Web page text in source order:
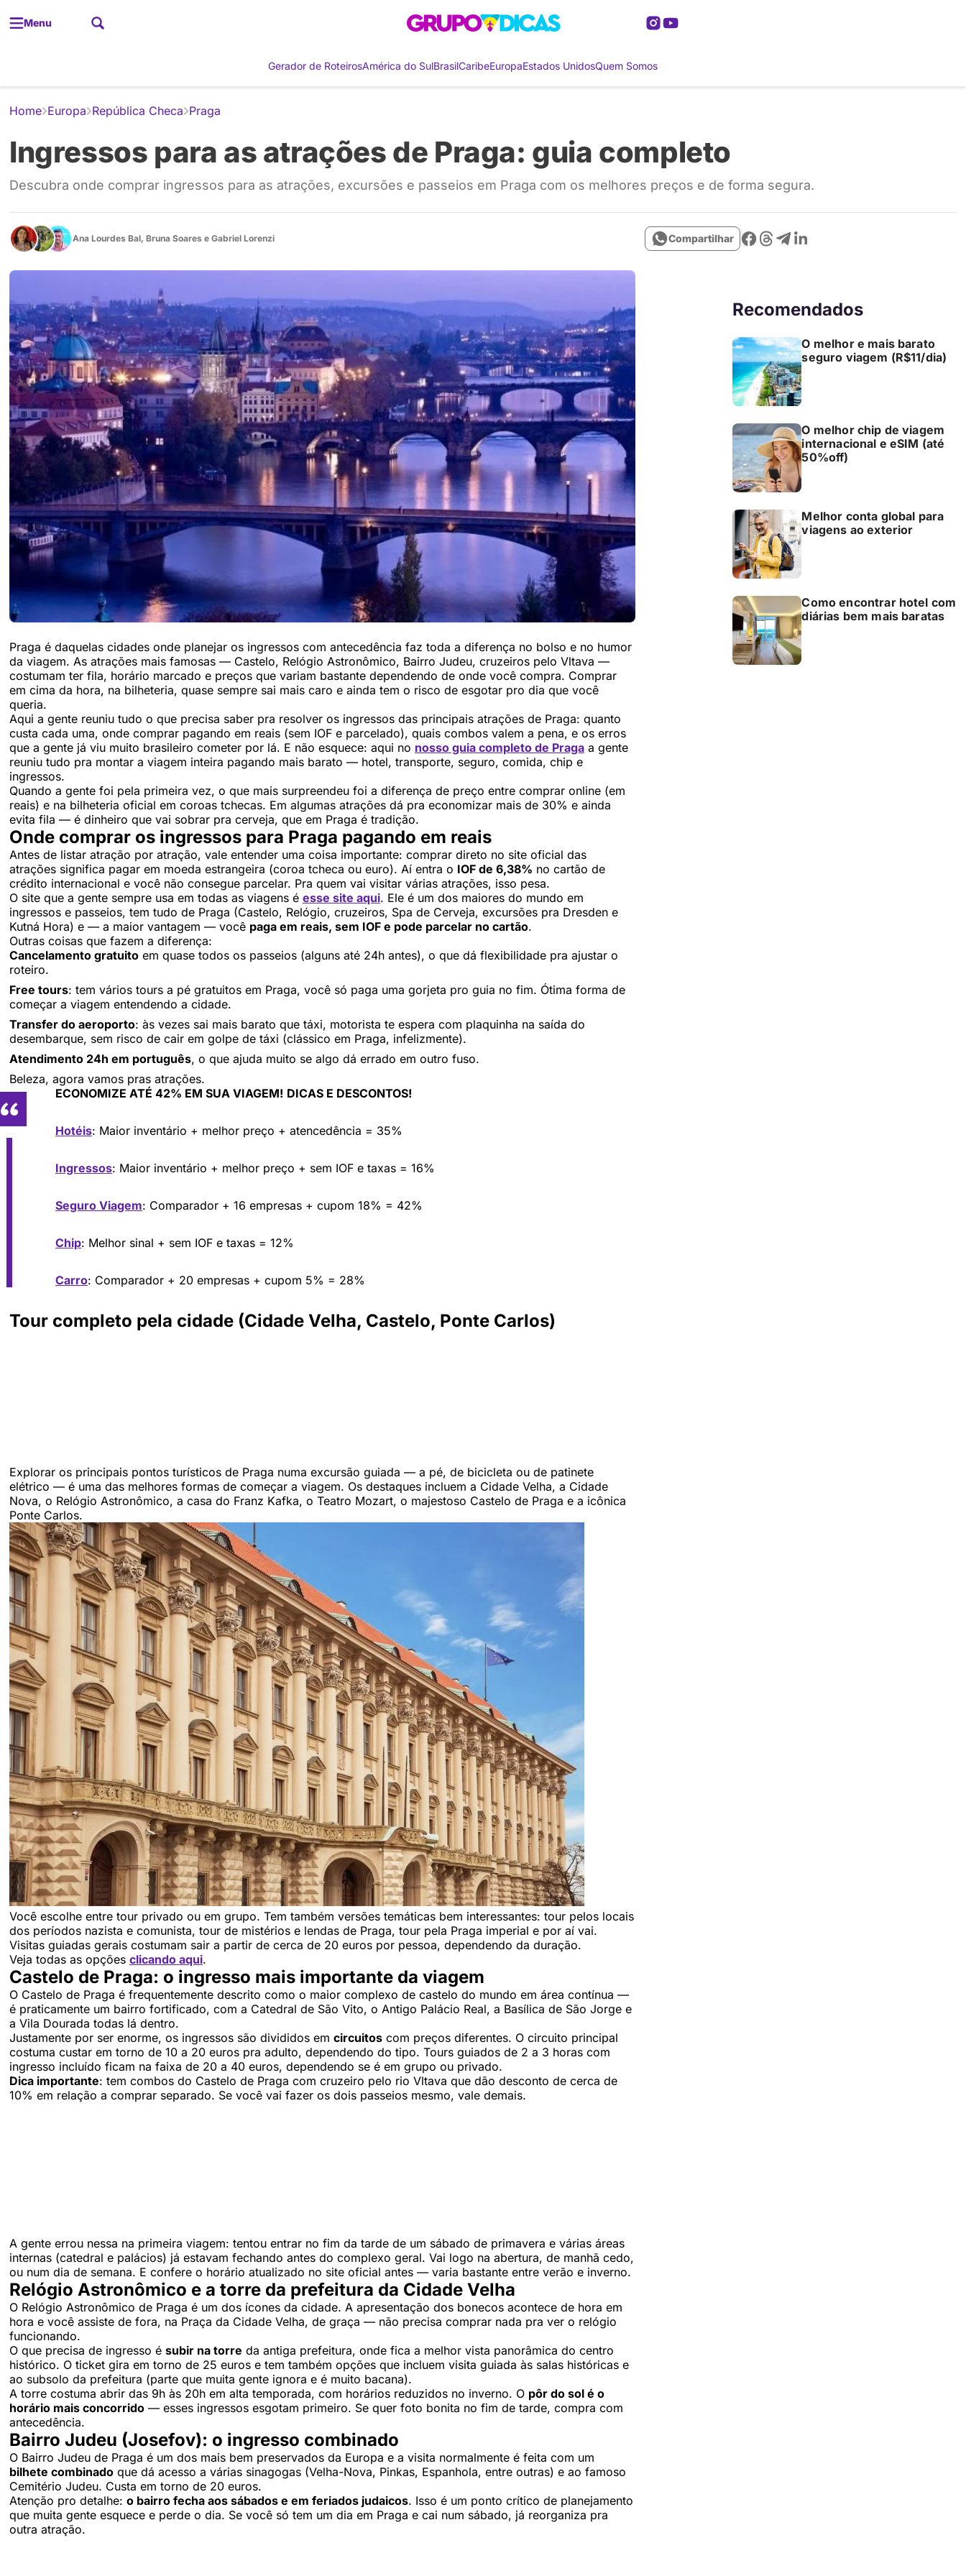
Menu
Gerador de RoteirosAmérica do SulBrasilCaribeEuropaEstados UnidosQuem Somos
Home Europa República Checa Praga
Ingressos para as atrações de Praga: guia completo
Descubra onde comprar ingressos para as atrações, excursões e passeios em Praga com os melhores preços e de forma segura.
Ana Lourdes Bal, Bruna Soares e Gabriel Lorenzi Compartilhar
Praga é daquelas cidades onde planejar os ingressos com antecedência faz toda a diferença no bolso e no humor
da viagem. As atrações mais famosas — Castelo, Relógio Astronômico, Bairro Judeu, cruzeiros pelo Vltava —
costumam ter fila, horário marcado e preços que variam bastante dependendo de onde você compra. Comprar
em cima da hora, na bilheteria, quase sempre sai mais caro e ainda tem o risco de esgotar pro dia que você
queria.
Aqui a gente reuniu tudo o que precisa saber pra resolver os ingressos das principais atrações de Praga: quanto
custa cada uma, onde comprar pagando em reais (sem IOF e parcelado), quais combos valem a pena, e os erros
que a gente já viu muito brasileiro cometer por lá. E não esquece: aqui no nosso guia completo de Praga a gente
reuniu tudo pra montar a viagem inteira pagando mais barato — hotel, transporte, seguro, comida, chip e
ingressos.
Quando a gente foi pela primeira vez, o que mais surpreendeu foi a diferença de preço entre comprar online (em
reais) e na bilheteria oficial em coroas tchecas. Em algumas atrações dá pra economizar mais de 30% e ainda
evita fila — é dinheiro que vai sobrar pra cerveja, que em Praga é tradição.
Onde comprar os ingressos para Praga pagando em reais
Antes de listar atração por atração, vale entender uma coisa importante: comprar direto no site oficial das
atrações significa pagar em moeda estrangeira (coroa tcheca ou euro). Aí entra o IOF de 6,38% no cartão de
crédito internacional e você não consegue parcelar. Pra quem vai visitar várias atrações, isso pesa.
O site que a gente sempre usa em todas as viagens é esse site aqui. Ele é um dos maiores do mundo em
ingressos e passeios, tem tudo de Praga (Castelo, Relógio, cruzeiros, Spa de Cerveja, excursões pra Dresden e
Kutná Hora) e — a maior vantagem — você paga em reais, sem IOF e pode parcelar no cartão.
Outras coisas que fazem a diferença:
Cancelamento gratuito em quase todos os passeios (alguns até 24h antes), o que dá flexibilidade pra ajustar o
roteiro.
Free tours: tem vários tours a pé gratuitos em Praga, você só paga uma gorjeta pro guia no fim. Ótima forma de
começar a viagem entendendo a cidade.
Transfer do aeroporto: às vezes sai mais barato que táxi, motorista te espera com plaquinha na saída do
desembarque, sem risco de cair em golpe de táxi (clássico em Praga, infelizmente).
Atendimento 24h em português, o que ajuda muito se algo dá errado em outro fuso.
Beleza, agora vamos pras atrações.
ECONOMIZE ATÉ 42% EM SUA VIAGEM! DICAS E DESCONTOS!
Hotéis: Maior inventário + melhor preço + atencedência = 35%
Ingressos: Maior inventário + melhor preço + sem IOF e taxas = 16%
Seguro Viagem: Comparador + 16 empresas + cupom 18% = 42%
Chip: Melhor sinal + sem IOF e taxas = 12%
Carro: Comparador + 20 empresas + cupom 5% = 28%
Tour completo pela cidade (Cidade Velha, Castelo, Ponte Carlos)
Explorar os principais pontos turísticos de Praga numa excursão guiada — a pé, de bicicleta ou de patinete
elétrico — é uma das melhores formas de começar a viagem. Os destaques incluem a Cidade Velha, a Cidade
Nova, o Relógio Astronômico, a casa do Franz Kafka, o Teatro Mozart, o majestoso Castelo de Praga e a icônica
Ponte Carlos.
Você escolhe entre tour privado ou em grupo. Tem também versões temáticas bem interessantes: tour pelos locais
dos períodos nazista e comunista, tour de mistérios e lendas de Praga, tour pela Praga imperial e por aí vai.
Visitas guiadas gerais costumam sair a partir de cerca de 20 euros por pessoa, dependendo da duração.
Veja todas as opções clicando aqui.
Castelo de Praga: o ingresso mais importante da viagem
O Castelo de Praga é frequentemente descrito como o maior complexo de castelo do mundo em área contínua —
é praticamente um bairro fortificado, com a Catedral de São Vito, o Antigo Palácio Real, a Basílica de São Jorge e
a Vila Dourada todas lá dentro.
Justamente por ser enorme, os ingressos são divididos em circuitos com preços diferentes. O circuito principal
costuma custar em torno de 10 a 20 euros pra adulto, dependendo do tipo. Tours guiados de 2 a 3 horas com
ingresso incluído ficam na faixa de 20 a 40 euros, dependendo se é em grupo ou privado.
Dica importante: tem combos do Castelo de Praga com cruzeiro pelo rio Vltava que dão desconto de cerca de
10% em relação a comprar separado. Se você vai fazer os dois passeios mesmo, vale demais.
A gente errou nessa na primeira viagem: tentou entrar no fim da tarde de um sábado de primavera e várias áreas
internas (catedral e palácios) já estavam fechando antes do complexo geral. Vai logo na abertura, de manhã cedo,
ou num dia de semana. E confere o horário atualizado no site oficial antes — varia bastante entre verão e inverno.
Relógio Astronômico e a torre da prefeitura da Cidade Velha
O Relógio Astronômico de Praga é um dos ícones da cidade. A apresentação dos bonecos acontece de hora em
hora e você assiste de fora, na Praça da Cidade Velha, de graça — não precisa comprar nada pra ver o relógio
funcionando.
O que precisa de ingresso é subir na torre da antiga prefeitura, onde fica a melhor vista panorâmica do centro
histórico. O ticket gira em torno de 25 euros e tem também opções que incluem visita guiada às salas históricas e
ao subsolo da prefeitura (parte que muita gente ignora e é muito bacana).
A torre costuma abrir das 9h às 20h em alta temporada, com horários reduzidos no inverno. O pôr do sol é o
horário mais concorrido — esses ingressos esgotam primeiro. Se quer foto bonita no fim de tarde, compra com
antecedência.
Bairro Judeu (Josefov): o ingresso combinado
O Bairro Judeu de Praga é um dos mais bem preservados da Europa e a visita normalmente é feita com um
bilhete combinado que dá acesso a várias sinagogas (Velha-Nova, Pinkas, Espanhola, entre outras) e ao famoso
Cemitério Judeu. Custa em torno de 20 euros.
Atenção pro detalhe: o bairro fecha aos sábados e em feriados judaicos. Isso é um ponto crítico de planejamento
que muita gente esquece e perde o dia. Se você só tem um dia em Praga e cai num sábado, já reorganiza pra
outra atração.
Recomendados
O melhor e mais barato
seguro viagem (R$11/dia)
O melhor chip de viagem
internacional e eSIM (até
50%off)
Melhor conta global para
viagens ao exterior
Como encontrar hotel com
diárias bem mais baratas